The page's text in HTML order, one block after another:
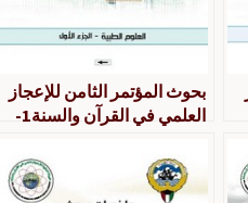
بحوث المؤتمر الثامن للإعجاز
العلمي في القرآن والسنة1-